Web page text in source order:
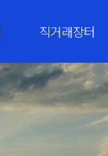
직거래장터